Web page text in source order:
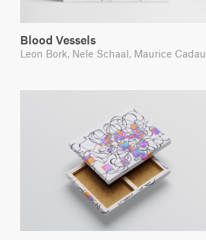
Blood Vessels
Leon Bork, Nele Schaal, Maurice Cadau